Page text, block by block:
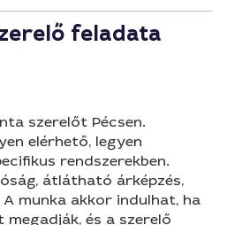
feladata
szerelőt Pécsen.
elérhető, legyen
rendszerekben.
átlátható árképzés,
munka akkor indulhat, ha
és a szerelő